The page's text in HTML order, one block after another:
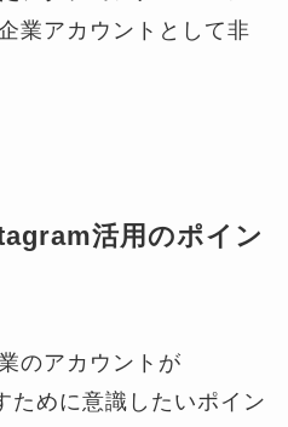
業アカウントとして非
活用のポイン
のアカウントが
ために意識したいポイン